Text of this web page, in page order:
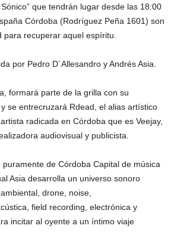
que tendrán lugar desde las 18:00
Córdoba (Rodríguez Peña 1601) son
recuperar aquel espíritu.
por Pedro D´Allesandro y Andrés Asia.
formará parte de la grilla con su
se entrecruzará Rdead, el alias artístico
radicada en Córdoba que es Veejay,
audiovisual y publicista.
de Córdoba Capital de música
Asia desarrolla un universo sonoro
drone, noise,
field recording, electrónica y
incitar al oyente a un íntimo viaje